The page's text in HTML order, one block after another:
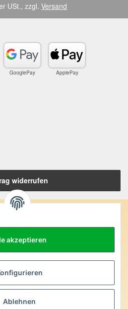
akzeptieren
Ablehnen
USt., zzgl. Versand
GooglePay ApplePay
widerrufen
zugeordnet. Wir weisen